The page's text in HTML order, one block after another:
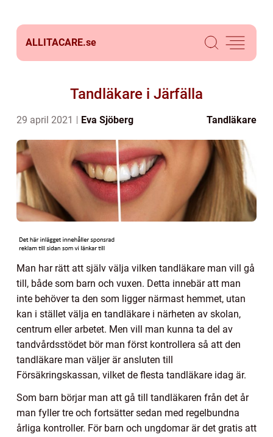
ALLITACARE.se
Tandläkare i Järfälla
29 april 2021 Eva Sjöberg Tandläkare
Man har rätt att själv välja vilken tandläkare man vill gå
till, både som barn och vuxen. Detta innebär att man
inte behöver ta den som ligger närmast hemmet, utan
kan i stället välja en tandläkare i närheten av skolan,
centrum eller arbetet. Men vill man kunna ta del av
tandvårdsstödet bör man först kontrollera så att den
tandläkare man väljer är ansluten till
Försäkringskassan, vilket de flesta tandläkare idag är.
Som barn börjar man att gå till tandläkaren från det år
man fyller tre och fortsätter sedan med regelbundna
årliga kontroller. För barn och ungdomar är det gratis att